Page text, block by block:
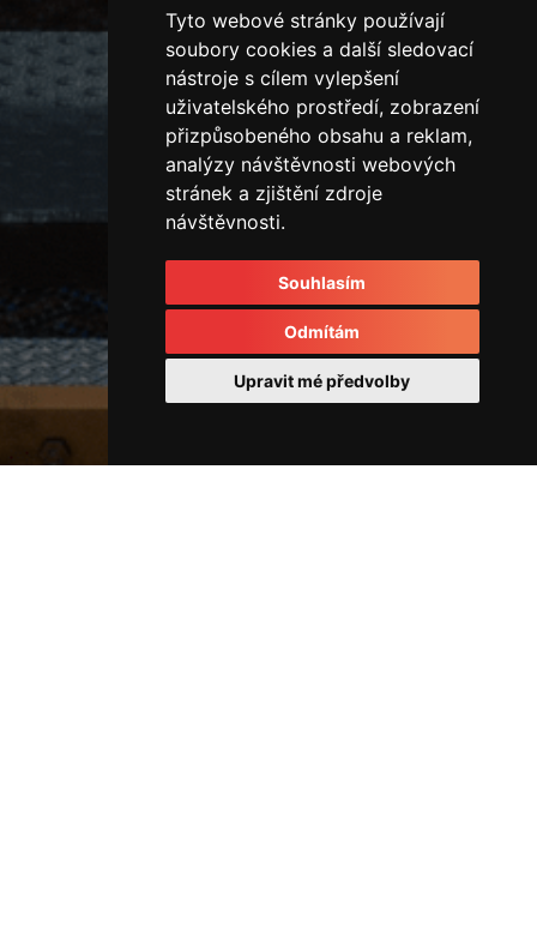
Tyto webové stránky používají
soubory cookies a další sledovací
nástroje s cílem vylepšení
uživatelského prostředí, zobrazení
přizpůsobeného obsahu a reklam,
analýzy návštěvnosti webových
stránek a zjištění zdroje
návštěvnosti.
Souhlasím
Odmítám
Upravit mé předvolby